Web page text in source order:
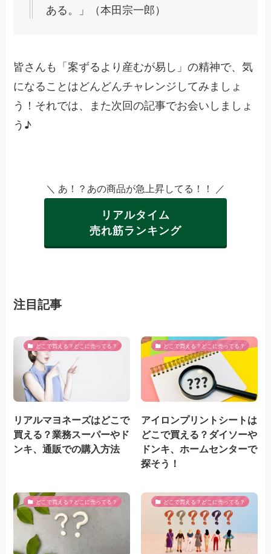
ある。」（本田宗一郎）
皆さんも「案ずるより産むが易し」の精神で、気
になることはどんどんチャレンジしてみましょ
う！それでは、また次回の記事でお会いしましょ
う♪
＼ あ！？あの商品が急上昇してる！！ ／
リアルタイム
売れ筋ランキング
注目記事
どこで買える？どこに売ってる？
リアルマヨネーズはどこで
買える？業務スーパーやド
ンキ、通販での購入方法
どこで買える？どこに売ってる？
アイロンプリントシートは
どこで買える？ダイソーや
ドンキ、ホームセンターで
探そう！
どこで買える？どこに売ってる？ どこで買える？どこに売ってる？